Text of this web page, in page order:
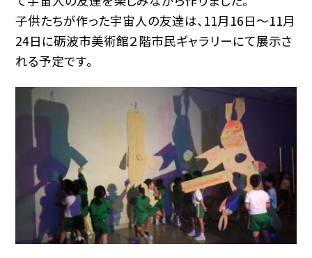
子供たちが作った宇宙人の友達は、11月16日〜11月
24日に砺波市美術館２階市民ギャラリーにて展示さ
れる予定です。